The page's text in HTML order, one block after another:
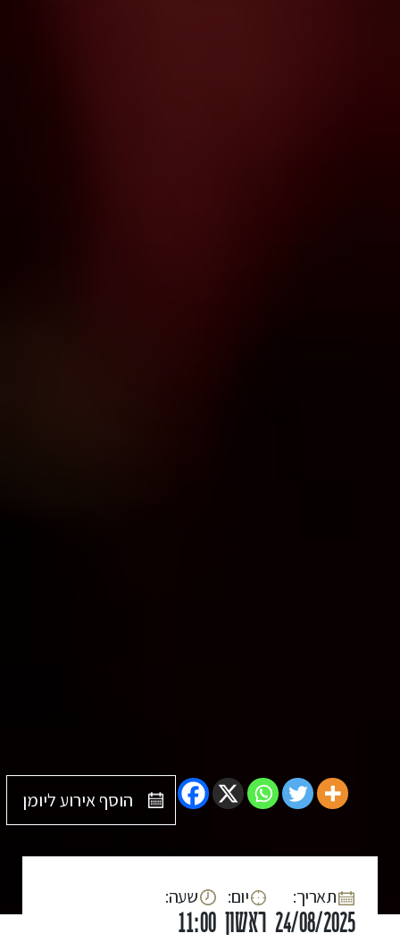
הוסף אירוע ליומן
:תאריך
24/08/2025
:יום
ראשון
:שעה
11:00